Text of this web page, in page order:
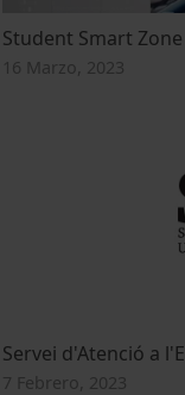
Student Smart Zone
16 Marzo, 2023
Servei d'Atenció a
7 Febrero, 2023